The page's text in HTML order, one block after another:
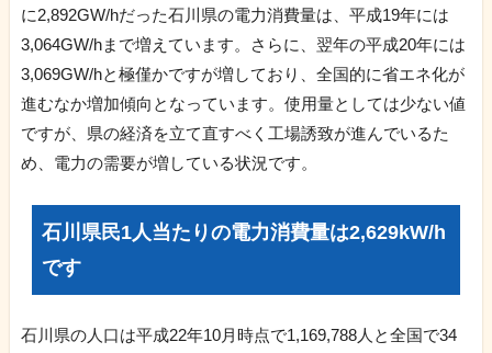
に2,892GW/hだった石川県の電力消費量は、平成19年には
3,064GW/hまで増えています。さらに、翌年の平成20年には
3,069GW/hと極僅かですが増しており、全国的に省エネ化が
進むなか増加傾向となっています。使用量としては少ない値
ですが、県の経済を立て直すべく工場誘致が進んでいるた
め、電力の需要が増している状況です。
石川県民1人当たりの電力消費量は2,629kW/h
です
石川県の人口は平成22年10月時点で1,169,788人と全国で34